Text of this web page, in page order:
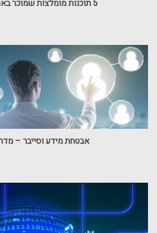
5 תוכנות מומלצות שמוכר באמזון צריך להכיר
אבטחת מידע וסייבר –